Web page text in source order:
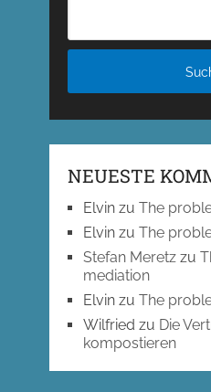
NEUESTE
Elvinzu The
Elvinzu The
Stefan Meretzzu
mediation
Elvinzu The
Wilfried zu Die
kompostieren